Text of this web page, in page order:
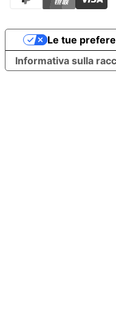
Informativa sulla
Le tue